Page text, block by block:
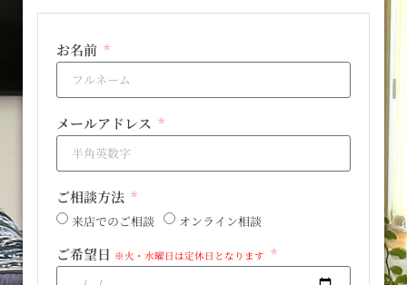
お名前
メールアドレス
ご相談方法
来店でのご相談 オンライン相談
ご希望日 ※火・水曜日は定休日となります